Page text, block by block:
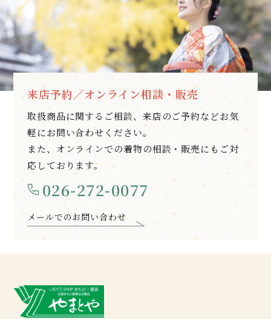
来店予約／オンライン相談・販売
取扱商品に関するご相談、来店のご予約などお気
軽にお問い合わせください。
また、オンラインでの着物の相談・販売にもご対
応しております。
026-272-0077
メールでのお問い合わせ